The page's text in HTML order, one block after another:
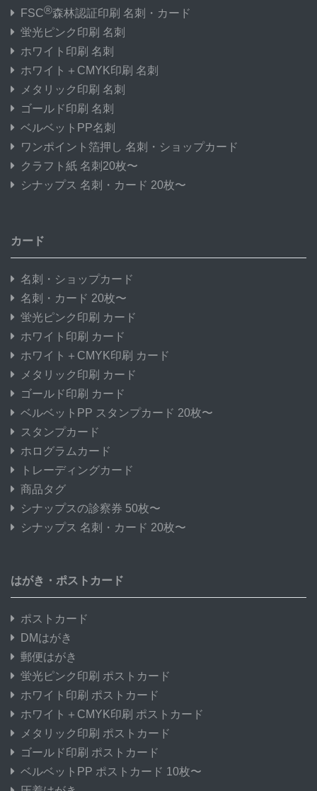
FSC®森林認証印刷 名刺・カード
蛍光ピンク印刷 名刺
ホワイト印刷 名刺
ホワイト＋CMYK印刷 名刺
メタリック印刷 名刺
ゴールド印刷 名刺
ベルベットPP名刺
ワンポイント箔押し 名刺・ショップカード
クラフト紙 名刺20枚〜
シナップス 名刺・カード 20枚〜
カード
名刺・ショップカード
名刺・カード 20枚〜
蛍光ピンク印刷 カード
ホワイト印刷 カード
ホワイト＋CMYK印刷 カード
メタリック印刷 カード
ゴールド印刷 カード
ベルベットPP スタンプカード 20枚〜
スタンプカード
ホログラムカード
トレーディングカード
商品タグ
シナップスの診察券 50枚〜
シナップス 名刺・カード 20枚〜
はがき・ポストカード
ポストカード
DMはがき
郵便はがき
蛍光ピンク印刷 ポストカード
ホワイト印刷 ポストカード
ホワイト＋CMYK印刷 ポストカード
メタリック印刷 ポストカード
ゴールド印刷 ポストカード
ベルベットPP ポストカード 10枚〜